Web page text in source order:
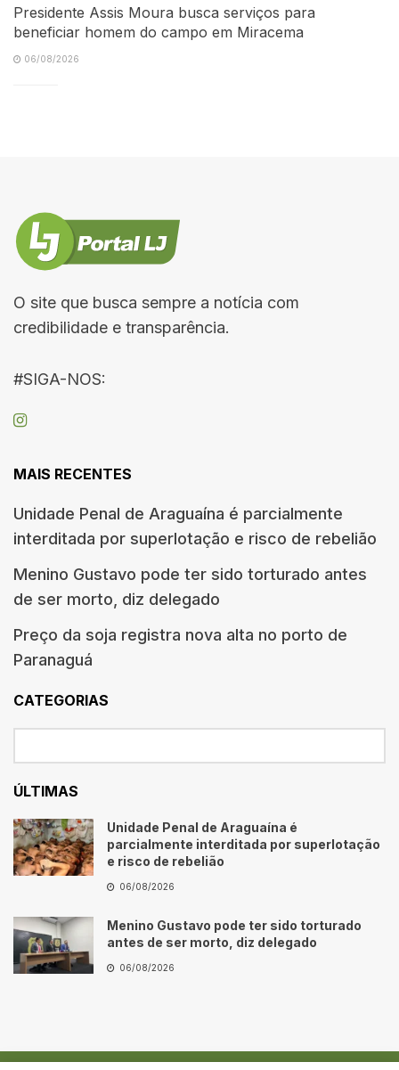
Presidente Assis Moura busca serviços para
beneficiar homem do campo em Miracema
06/08/2026
O site que busca sempre a notícia com
credibilidade e transparência.
#SIGA-NOS:
MAIS RECENTES
Unidade Penal de Araguaína é parcialmente
interditada por superlotação e risco de rebelião
Menino Gustavo pode ter sido torturado antes
de ser morto, diz delegado
Preço da soja registra nova alta no porto de
Paranaguá
CATEGORIAS
ÚLTIMAS
Unidade Penal de Araguaína é
parcialmente interditada por superlotação
e risco de rebelião
06/08/2026
Menino Gustavo pode ter sido torturado
antes de ser morto, diz delegado
06/08/2026